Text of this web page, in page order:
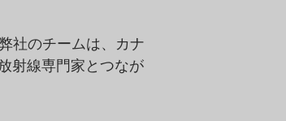
社のチームは、カナ
射線専門家とつなが